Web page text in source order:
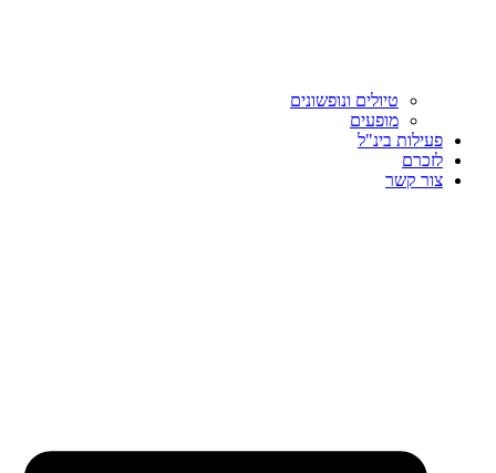
טיולים ונופשונים
מופעים
פעילות בינ"ל
לזכרם
צור קשר